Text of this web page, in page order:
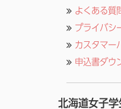
よくある質
プライバシ
カスタマー
申込書ダウ
北海道女子